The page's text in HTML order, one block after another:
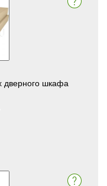
дверного шкафа